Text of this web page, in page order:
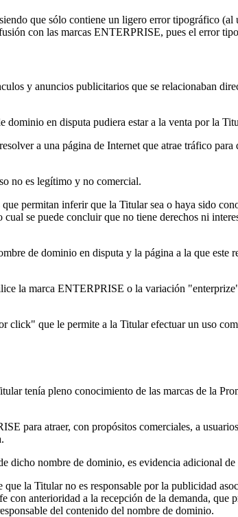
que sólo contiene un ligero error tipográfico
con las marcas ENTERPRISE, pues el error
y anuncios publicitarios que se relacionaban
en disputa pudiera estar a la venta por la
a una página de Internet que atrae tráfico para
no es legítimo y no comercial.
permitan inferir que la Titular sea o haya sido
se puede concluir que no tiene derechos ni
de dominio en disputa y la página a la que este
la marca ENTERPRISE o la variación
click" que le permite a la Titular efectuar un uso
tenía pleno conocimiento de las marcas de la
para atraer, con propósitos comerciales, a
dicho nombre de dominio, es evidencia adicional
la Titular no es responsable por la publicidad
con anterioridad a la recepción de la demanda, que
del contenido del nombre de dominio.